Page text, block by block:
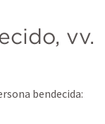
vv.
bendecida: